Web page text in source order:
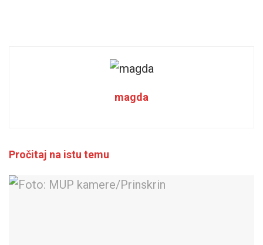
magda
Pročitaj na istu temu